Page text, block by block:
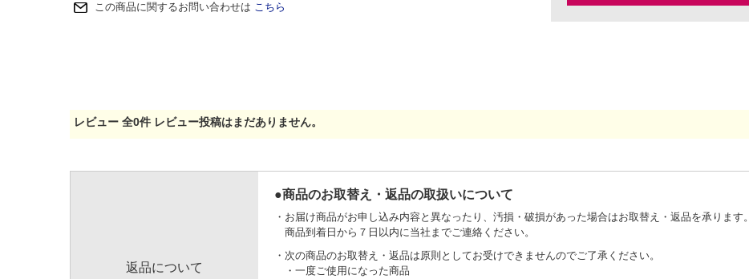
この商品に関するお問い合わせは こちら
レビュー 全0件 レビュー投稿はまだありません。
返品について
●商品のお取替え・返品の取扱いについて
お届け商品がお申し込み内容と異なったり、汚損・破損があった場合はお取替え・返品を承ります。
商品到着日から７日以内に当社までご連絡ください。
次の商品のお取替え・返品は原則としてお受けできませんのでご了承ください。
一度ご使用になった商品